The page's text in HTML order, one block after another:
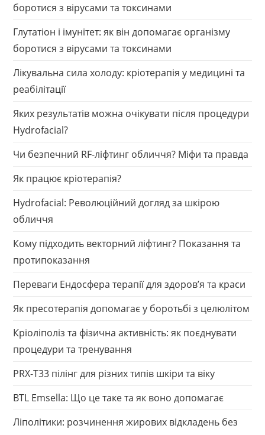
боротися з вірусами та токсинами
Глутатіон і імунітет: як він допомагає організму
боротися з вірусами та токсинами
Лікувальна сила холоду: кріотерапія у медицині та
реабілітації
Яких результатів можна очікувати після процедури
Hydrofacial?
Чи безпечний RF-ліфтинг обличчя? Міфи та правда
Як працює кріотерапія?
Hydrofacial: Революційний догляд за шкірою
обличчя
Кому підходить векторний ліфтинг? Показання та
протипоказання
Переваги Ендосфера терапії для здоров’я та краси
Як пресотерапія допомагає у боротьбі з целюлітом
Кріоліполіз та фізична активність: як поєднувати
процедури та тренування
PRX-T33 пілінг для різних типів шкіри та віку
BTL Emsella: Що це таке та як воно допомагає
Ліполітики: розчинення жирових відкладень без